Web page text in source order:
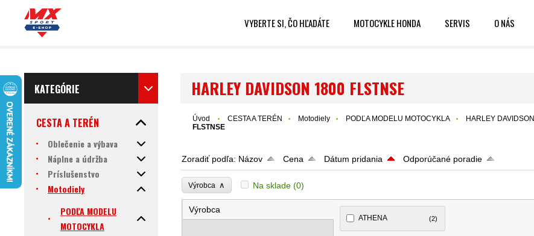
VYBERTE SI, ČO HĽADÁTE MOTOCYKLE HONDA SERVIS O NÁS
KATEGÓRIE
CESTA A TERÉN
Oblečenie a výbava
Náplne a údržba
Príslušenstvo
Motodiely
PODĽA MODELU
MOTOCYKLA
HARLEY DAVIDSON 1800 FLSTNSE
Úvod CESTA A TERÉN Motodiely PODĽA MODELU MOTOCYKLA HARLEY DAVIDSON
FLSTNSE
Zoradiť podľa: Názov Cena Dátum pridania Odporúčané poradie
Výrobca ∧ Na sklade (0)
Výrobca
ATHENA (2)